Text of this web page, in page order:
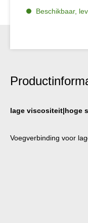
Beschikbaar,
lage viscositeit|hoge
Voegverbinding voor